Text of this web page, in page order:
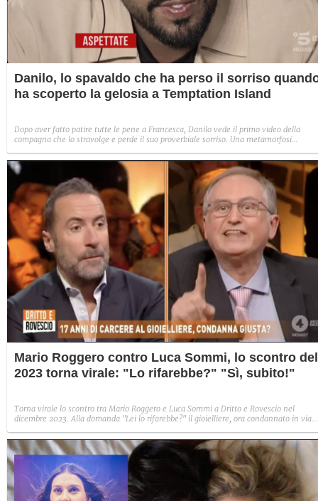
Danilo, lo spavaldo che ha perso il sorriso
ha scoperto la gelosia a Temptation Island
Dopo aver fatto patire tutte le pene a Francesca, Danilo vede il primo video della
compagna che lo stravolge e perde il suo proverbiale sorriso. Una metamorfosi
Mario Roggero contro Luca Sommi, lo scontro del
2023 torna virale: "Lo rifarebbe?" "Sì, subito!"
Torna virale lo scontro tra Mario Roggero e Luca Sommi a Dritto e Rovescio nel
dicembre 2023. Alla domanda "Lei lo rifarebbe?" il gioielliere, ora condannato in via